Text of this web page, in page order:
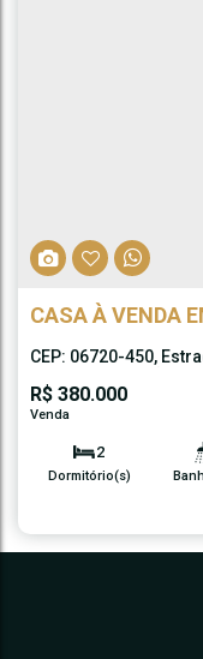
CASA À VENDA
R$ 380.000
CEP: 06720-450,
2
Dormitório(s)